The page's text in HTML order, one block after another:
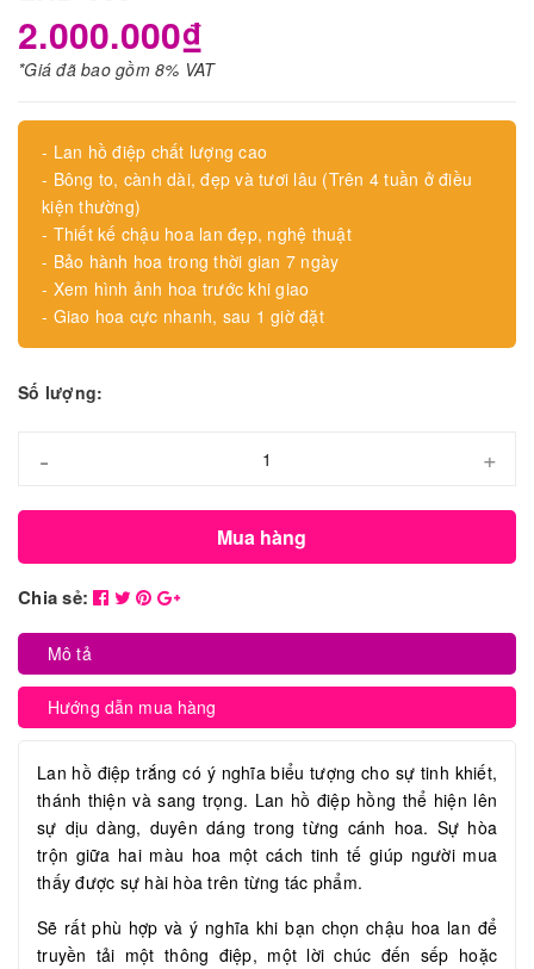
2.000.000₫
*Giá đã bao gồm 8% VAT
- Lan hồ điệp chất lượng cao
- Bông to, cành dài, đẹp và tươi lâu (Trên 4 tuần ở điều
kiện thường)
- Thiết kế chậu hoa lan đẹp, nghệ thuật
- Bảo hành hoa trong thời gian 7 ngày
- Xem hình ảnh hoa trước khi giao
- Giao hoa cực nhanh, sau 1 giờ đặt
Số lượng:
- +
Mua hàng
Chia sẻ:
Mô tả
Hướng dẫn mua hàng
Lan hồ điệp trắng có ý nghĩa biểu tượng cho sự tinh khiết,
thánh thiện và sang trọng. Lan hồ điệp hồng thể hiện lên
sự dịu dàng, duyên dáng trong từng cánh hoa. Sự hòa
trộn giữa hai màu hoa một cách tinh tế giúp người mua
thấy được sự hài hòa trên từng tác phẩm.
Sẽ rất phù hợp và ý nghĩa khi bạn chọn chậu hoa lan để
truyền tải một thông điệp, một lời chúc đến sếp hoặc